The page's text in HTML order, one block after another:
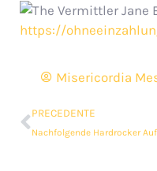
https://
Misericordia
PRECEDENTE